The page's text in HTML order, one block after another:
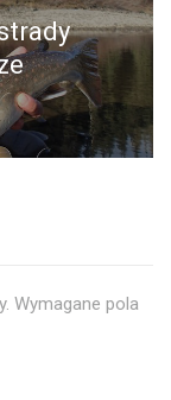
Wymagane pola